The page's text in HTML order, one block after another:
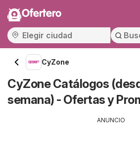
Ofertero
CyZone
CyZone Catálogos
semana) - Ofertas y
ANUNCIO